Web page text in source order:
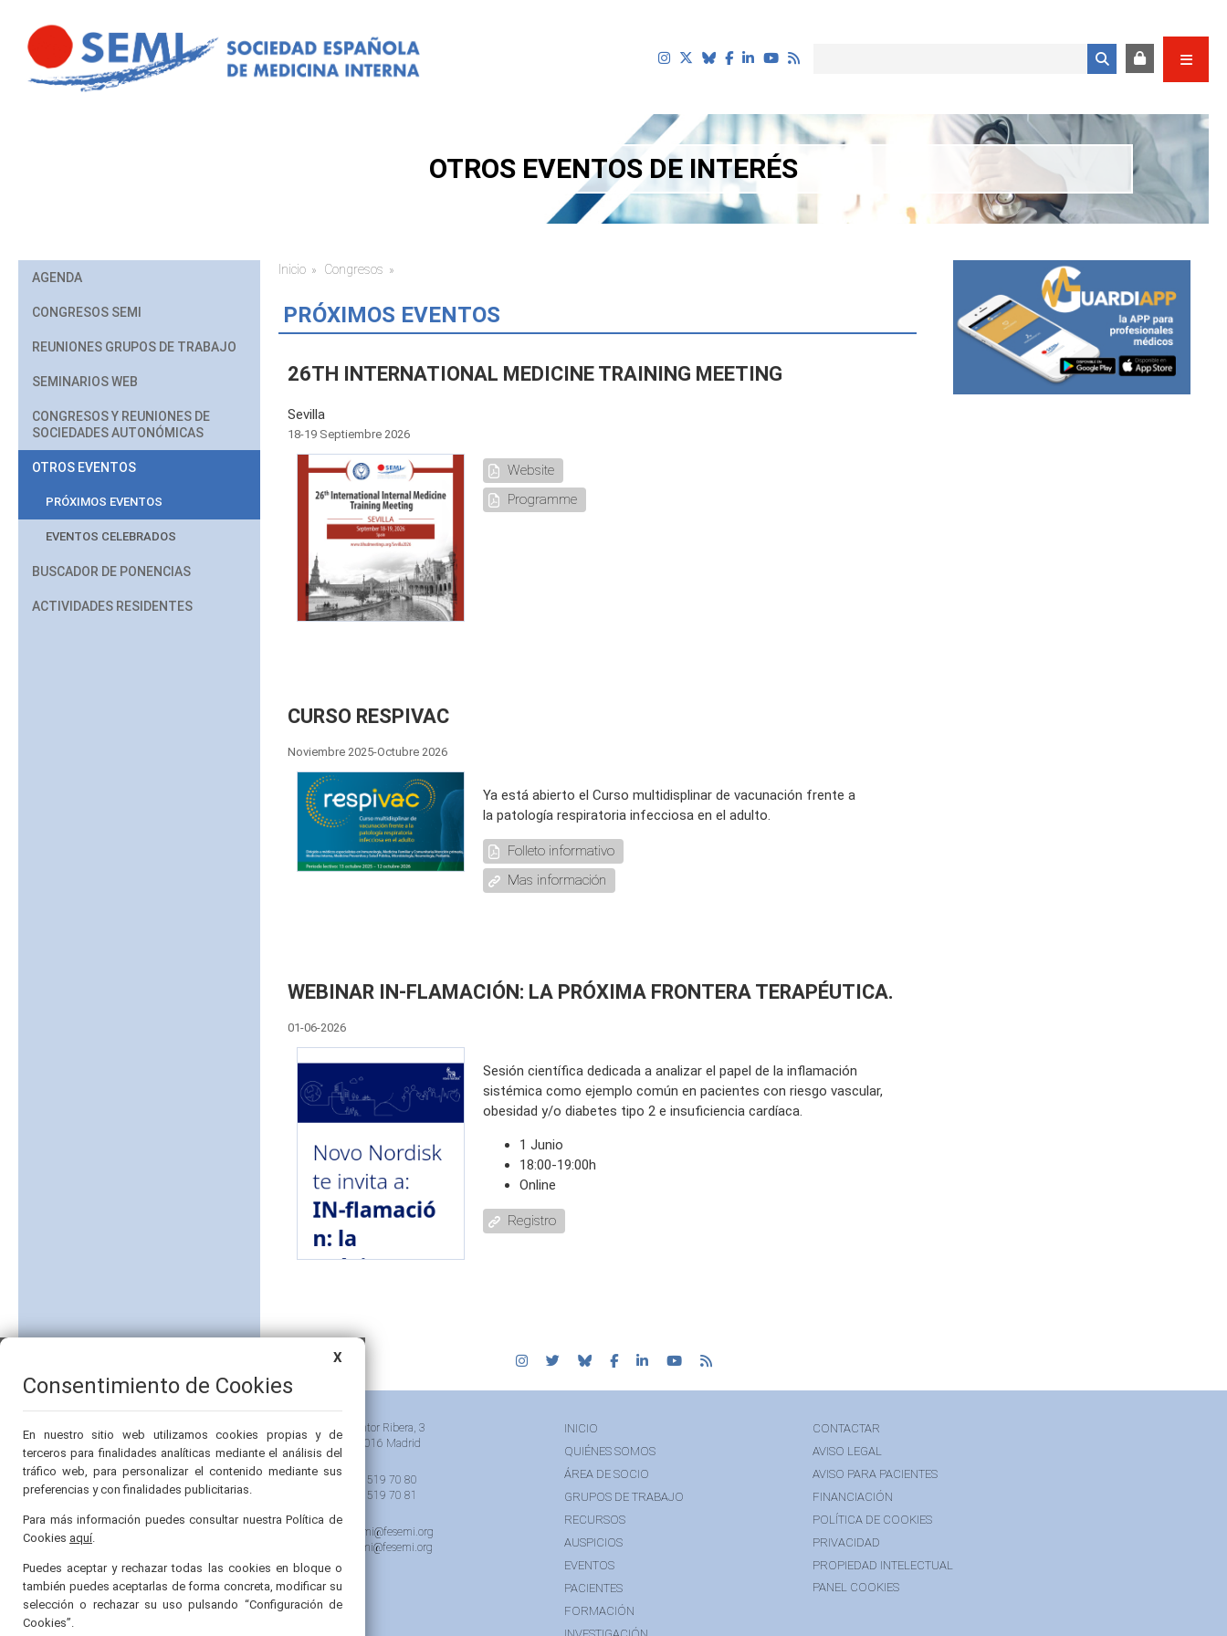
OTROS EVENTOS DE INTERÉS
AGENDA
CONGRESOS SEMI
REUNIONES GRUPOS DE TRABAJO
SEMINARIOS WEB
CONGRESOS Y REUNIONES DE
SOCIEDADES AUTONÓMICAS
OTROS EVENTOS
PRÓXIMOS EVENTOS
EVENTOS CELEBRADOS
BUSCADOR DE PONENCIAS
ACTIVIDADES RESIDENTES
Usted está aquí
Inicio Congresos
PRÓXIMOS EVENTOS
26TH INTERNATIONAL MEDICINE TRAINING MEETING
Sevilla
18-19 Septiembre 2026
Website
Programme
CURSO RESPIVAC
Noviembre 2025-Octubre 2026
Ya está abierto el Curso multidisplinar de vacunación frente a
la patología respiratoria infecciosa en el adulto.
Folleto informativo
Mas información
WEBINAR IN‑FLAMACIÓN: LA PRÓXIMA FRONTERA TERAPÉUTICA.
01-06-2026
Sesión científica dedicada a analizar el papel de la inflamación
sistémica como ejemplo común en pacientes con riesgo vascular,
obesidad y/o diabetes tipo 2 e insuficiencia cardíaca.
1 Junio
18:00-19:00h
Online
Registro
Pintor Ribera, 3
28016 Madrid
91 519 70 80
91 519 70 81
semi@fesemi.org
femi@fesemi.org
INICIO
QUIÉNES SOMOS
ÁREA DE SOCIO
GRUPOS DE TRABAJO
RECURSOS
AUSPICIOS
EVENTOS
PACIENTES
FORMACIÓN
CONTACTAR
AVISO LEGAL
AVISO PARA PACIENTES
FINANCIACIÓN
POLÍTICA DE COOKIES
PRIVACIDAD
PROPIEDAD INTELECTUAL
PANEL COOKIES
X
Consentimiento de Cookies
En nuestro sitio web utilizamos cookies propias y de
terceros para finalidades analíticas mediante el análisis del
tráfico web, para personalizar el contenido mediante sus
preferencias y con finalidades publicitarias.
Para más información puedes consultar nuestra Política de
Cookies aquí.
Puedes aceptar y rechazar todas las cookies en bloque o
también puedes aceptarlas de forma concreta, modificar su
selección o rechazar su uso pulsando “Configuración de
Cookies”.